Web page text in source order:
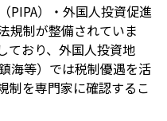
PIPA）・外国人投資促進
規制が整備されていま
ており、外国人投資地
海等）では税制優遇を活
制を専門家に確認するこ